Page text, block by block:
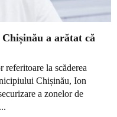
a arătat că
la scăderea
Chișinău, Ion
a zonelor de